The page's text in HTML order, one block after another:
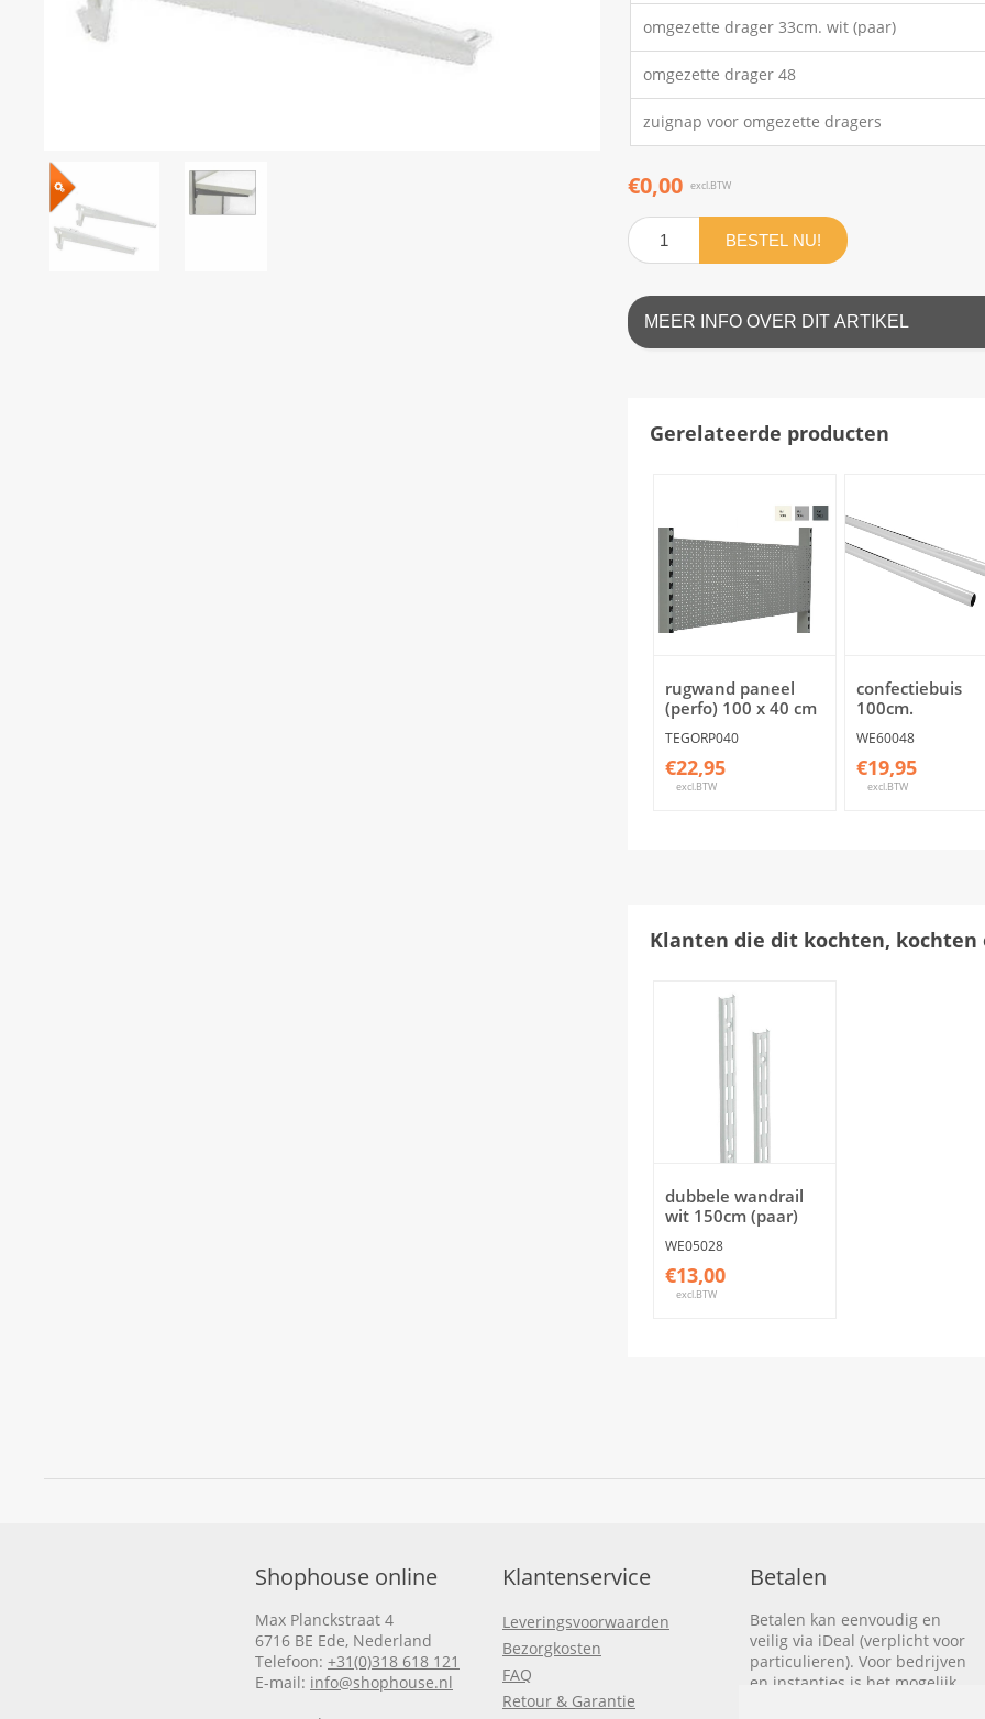
omgezette drager 33cm. wit (paar)
omgezette drager 48
zuignap voor omgezette dragers
€0,00 excl.BTW
BESTEL NU!
MEER INFO OVER DIT ARTIKEL
Gerelateerde producten
rugwand paneel
(perfo) 100 x 40 cm
TEGORP040
€22,95
excl.BTW
confectiebuis
100cm.
WE60048
€19,95
excl.BTW
Klanten die dit kochten, kochten
dubbele wandrail
wit 150cm (paar)
WE05028
€13,00
excl.BTW
Shophouse online
Max Planckstraat 4
6716 BE Ede, Nederland
Telefoon: +31(0)318 618 121
E-mail: info@shophouse.nl
Klantenservice
Leveringsvoorwaarden
Bezorgkosten
FAQ
Retour & Garantie
Betalen
Betalen kan eenvoudig en
veilig via iDeal (verplicht voor
particulieren). Voor bedrijven
en instanties is het mogelijk